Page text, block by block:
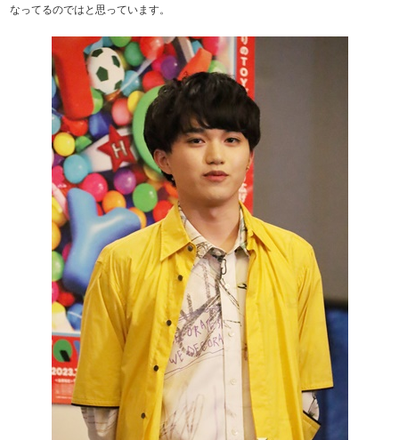
なってるのではと思っています。